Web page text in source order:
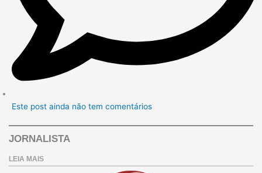
Este post ainda não tem comentários
JORNALISTA
LEIA MAIS